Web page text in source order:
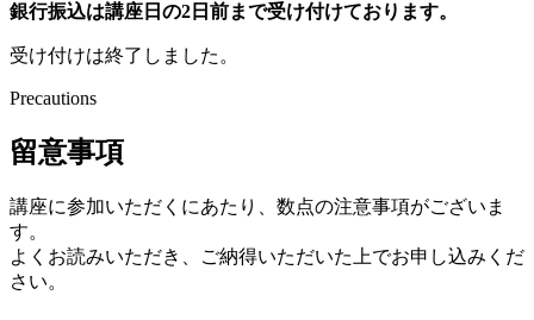
銀行振込は講座日の2日前まで受け付けております。
受け付けは終了しました。
Precautions
留意事項
講座に参加いただくにあたり、数点の注意事項がございま
す。
よくお読みいただき、ご納得いただいた上でお申し込みくだ
さい。